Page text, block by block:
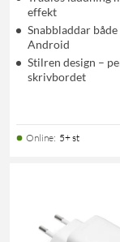
effekt
Snabbladdar både
Android
Stilren design –
skrivbordet
Online: 5+ st